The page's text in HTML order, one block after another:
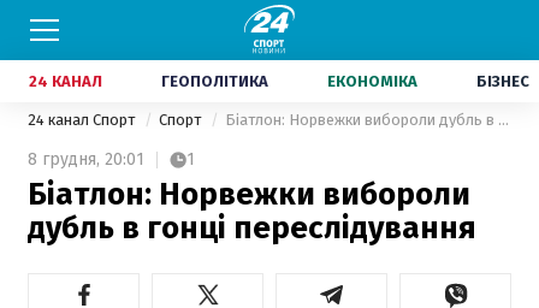
24 КАНАЛ ГЕОПОЛІТИКА ЕКОНОМІКА БІЗНЕС
24 канал Спорт Спорт Біатлон: Норвежки вибороли дубль в гонці переслідування
8 грудня, 20:01 1
Біатлон: Норвежки вибороли
дубль в гонці переслідування